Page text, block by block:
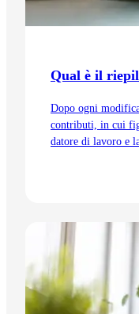
Qual è il
Dopo ogni
contributi, in cui
datore di lavoro e
Vai all'articolo